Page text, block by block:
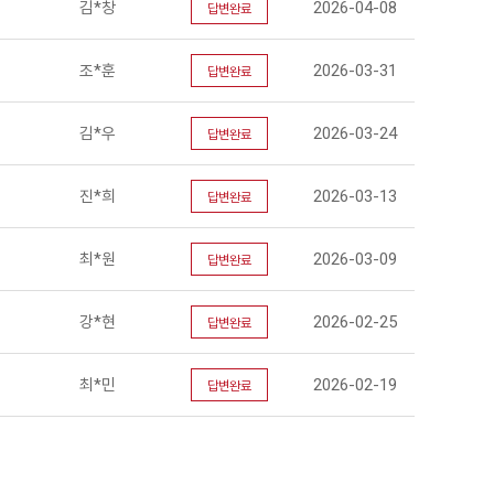
김*창 답변완료 2026-04-08
조*훈 답변완료 2026-03-31
김*우 답변완료 2026-03-24
진*희 답변완료 2026-03-13
최*원 답변완료 2026-03-09
강*현 답변완료 2026-02-25
최*민 답변완료 2026-02-19